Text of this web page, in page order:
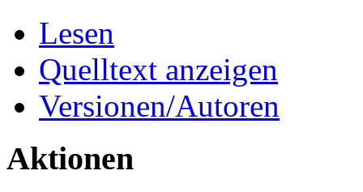
Lesen
Quelltext anzeigen
Versionen/Autoren
Aktionen